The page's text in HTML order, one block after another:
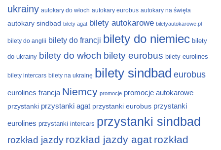
ukrainy autokary do włoch autokary eurobus autokary na święta
autokary sindbad bilety agat bilety autokarowe biletyautokarowe.pl
bilety do anglii bilety do francji bilety do niemiec bilety
do ukrainy bilety do włoch bilety eurobus bilety eurolines
bilety intercars bilety na ukrainę bilety sindbad eurobus
eurolines francja Niemcy promocje promocje autokarowe
przystanki przystanki agat przystanki eurobus przystanki
eurolines przystanki intercars przystanki sindbad
rozkład jazdy rozkład jazdy agat rozkład